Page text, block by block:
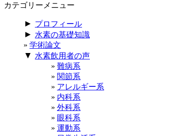
カテゴリーメニュー
► プロフィール
► 水素の基礎知識
学術論文
▼ 水素飲用者の声
難病系
関節系
アレルギー系
内科系
外科系
眼科系
運動系